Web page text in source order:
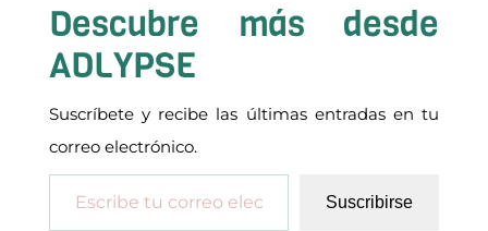
Descubre más desde
ADLYPSE
Suscríbete y recibe las últimas entradas en tu
correo electrónico.
Escribe tu correo electrónico…
Suscribirse